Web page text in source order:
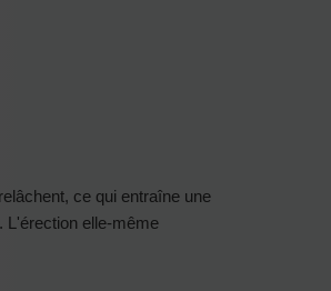
ce qui entraîne une
L'érection elle-même